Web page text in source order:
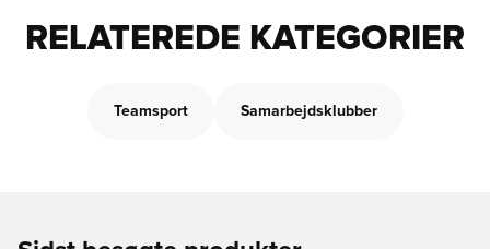
RELATEREDE KATEGORIER
Teamsport Samarbejdsklubber